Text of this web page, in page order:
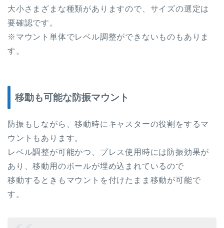
大小さまざまな種類がありますので、サイズの選定は
要確認です。
※マウント単体でレベル調整ができないものもありま
す。
移動も可能な防振マウント
防振もしながら、移動時にキャスターの役割をするマ
ウントもあります。
レベル調整が可能かつ、プレス使用時には防振効果が
あり、移動用のボールが埋め込まれているので
移動するときもマウントを付けたまま移動が可能で
す。